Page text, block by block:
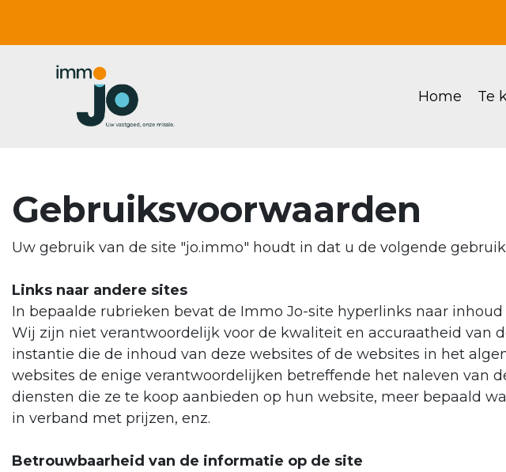
Home Te
Gebruiksvoorwaarden
Uw gebruik van de site "jo.immo" houdt in dat u de volgende
Links naar andere sites
In bepaalde rubrieken bevat de Immo Jo-site hyperlinks naar
Wij zijn niet verantwoordelijk voor de kwaliteit en accuraatheid van
instantie die de inhoud van deze websites of de websites in het
websites de enige verantwoordelijken betreffende het naleven
diensten die ze te koop aanbieden op hun website, meer bepaald
in verband met prijzen, enz.
Betrouwbaarheid van de informatie op de site